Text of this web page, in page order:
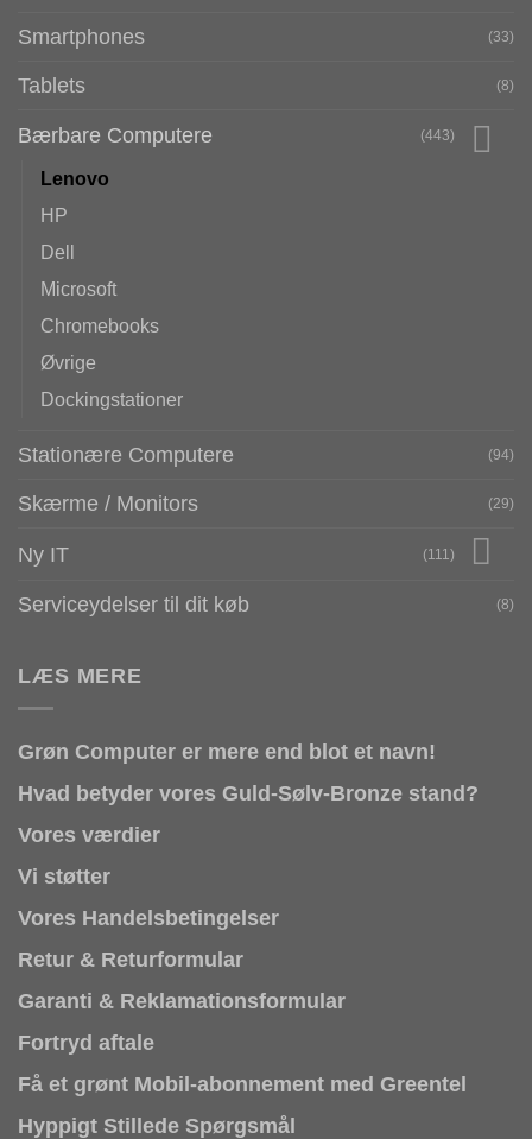
Smartphones (33)
Tablets (8)
Bærbare Computere (443)
Lenovo
HP
Dell
Microsoft
Chromebooks
Øvrige
Dockingstationer
Stationære Computere (94)
Skærme / Monitors (29)
Ny IT (111)
Serviceydelser til dit køb (8)
LÆS MERE
Grøn Computer er mere end blot et navn!
Hvad betyder vores Guld-Sølv-Bronze stand?
Vores værdier
Vi støtter
Vores Handelsbetingelser
Retur & Returformular
Garanti & Reklamationsformular
Fortryd aftale
Få et grønt Mobil-abonnement med Greentel
Hyppigt Stillede Spørgsmål